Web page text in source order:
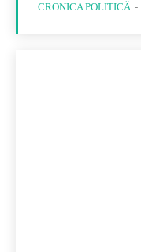
CRONICA POLITICĂ -